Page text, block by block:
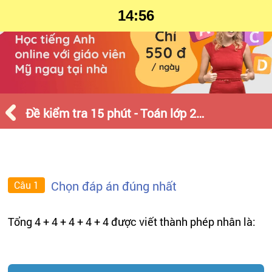
Đề kiểm tra 15 phút - Toán lớp 2 - Tháng 1 - Số 2
14:56
Câu 1 Chọn đáp án đúng nhất
Tổng 4 + 4 + 4 + 4 + 4 được viết thành phép nhân là: